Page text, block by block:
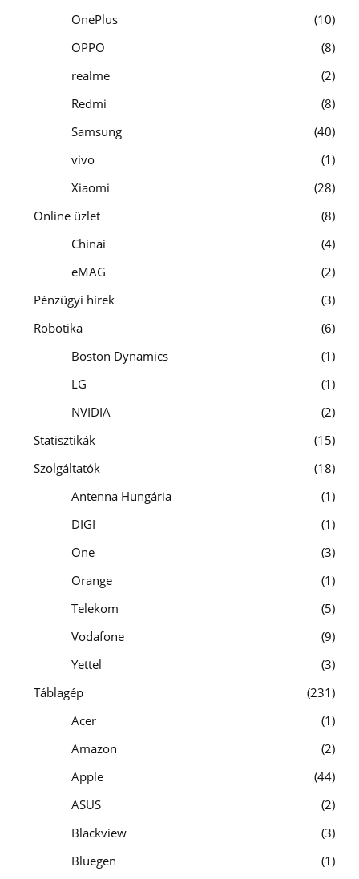
OnePlus
10
OPPO
8
realme
2
Redmi
8
Samsung
40
vivo
1
Xiaomi
28
Online üzlet
8
Chinai
4
eMAG
2
Pénzügyi hírek
3
Robotika
6
Boston Dynamics
1
LG
1
NVIDIA
2
Statisztikák
15
Szolgáltatók
18
Antenna Hungária
1
DIGI
1
One
3
Orange
1
Telekom
5
Vodafone
9
Yettel
3
Táblagép
231
Acer
1
Amazon
2
Apple
44
ASUS
2
Blackview
3
Bluegen
1